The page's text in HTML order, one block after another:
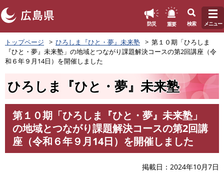
ペ
ー
ジ
の
防災 重要 検索 メニュー
トップページ ひろしま『ひと・夢』未来塾
第１０期「ひろしま
『ひと・夢』未来塾」の地域とつながり課題解決コースの第2回講座（令
和６年９月14日）を開催しました
ひろしま『ひと・夢』未来塾
第１０期「ひろしま『ひと・夢』未来塾」
の地域とつながり課題解決コースの第2回講
座（令和６年９月14日）を開催しました
掲載日 2024年10月7日